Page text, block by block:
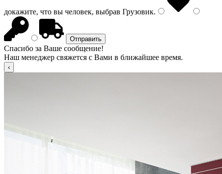
докажите, что вы человек, выбрав Грузовик.
Спасибо за Ваше сообщение!
Наш менеджер свяжется с Вами в ближайшее время.